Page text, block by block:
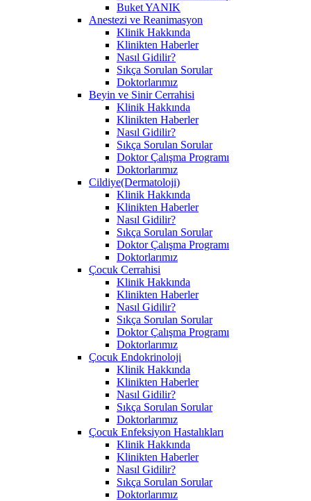
Buket YANIK
Anestezi ve Reanimasyon
Klinik Hakkında
Klinikten Haberler
Nasıl Gidilir?
Sıkça Sorulan Sorular
Doktorlarımız
Beyin ve Sinir Cerrahisi
Klinik Hakkında
Klinikten Haberler
Nasıl Gidilir?
Sıkça Sorulan Sorular
Doktor Çalışma Programı
Doktorlarımız
Cildiye(Dermatoloji)
Klinik Hakkında
Klinikten Haberler
Nasıl Gidilir?
Sıkça Sorulan Sorular
Doktor Çalışma Programı
Doktorlarımız
Çocuk Cerrahisi
Klinik Hakkında
Klinikten Haberler
Nasıl Gidilir?
Sıkça Sorulan Sorular
Doktor Çalışma Programı
Doktorlarımız
Çocuk Endokrinoloji
Klinik Hakkında
Klinikten Haberler
Nasıl Gidilir?
Sıkça Sorulan Sorular
Doktorlarımız
Çocuk Enfeksiyon Hastalıkları
Klinik Hakkında
Klinikten Haberler
Nasıl Gidilir?
Sıkça Sorulan Sorular
Doktorlarımız